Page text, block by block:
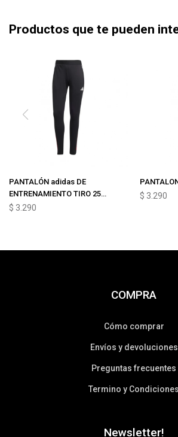
Productos que te pueden
PANTALÓN adidas DE
ENTRENAMIENTO TIRO 25
COMPETITION
$ 3.290
$ 3.290
COMPRA
Cómo comprar
Envíos y devoluciones
Preguntas frecuentes
Termino y Condiciones
Newsletter!